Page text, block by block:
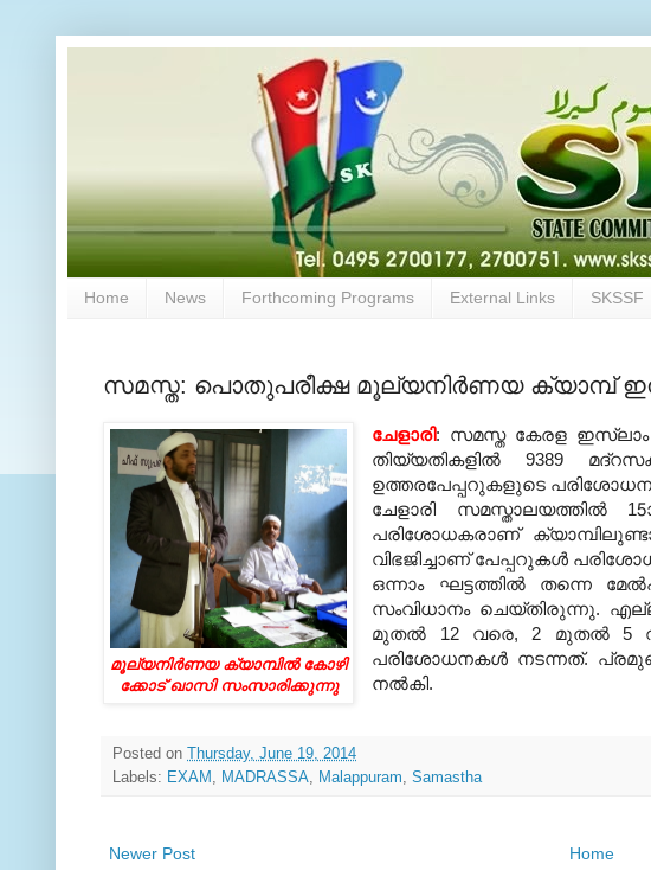
Home News Forthcoming Programs External Links SKSSF
സമസ്ത: പൊതുപരീക്ഷ മൂല്യനിര്‍ണയ ക്യാമ്പ്
മൂല്യനിര്‍ണയ ക്യാമ്പിൽ കോഴി
ക്കോട് ഖാസി സംസാരിക്കുന്നു
ചേളാരി: സമസ്ത കേരള
തിയ്യതികളില്‍ 9389
ഉത്തരപേപ്പറുകളുടെ
ചേളാരി സമസ്താലയത്തില്‍
പരിശോധകരാണ്
വിഭജിച്ചാണ് പേപ്പറുകള്‍
ഒന്നാം ഘട്ടത്തില്‍ തന്നെ
സംവിധാനം ചെയ്തിരുന്നു.
മുതല്‍ 12 വരെ, 2 മുതല്‍ 5
പരിശോധനകള്‍ നടന്നത്.
നല്‍കി.
Posted on
Thursday, June 19, 2014
Labels: EXAM , MADRASSA, Malappuram, Samastha
Newer Post Home